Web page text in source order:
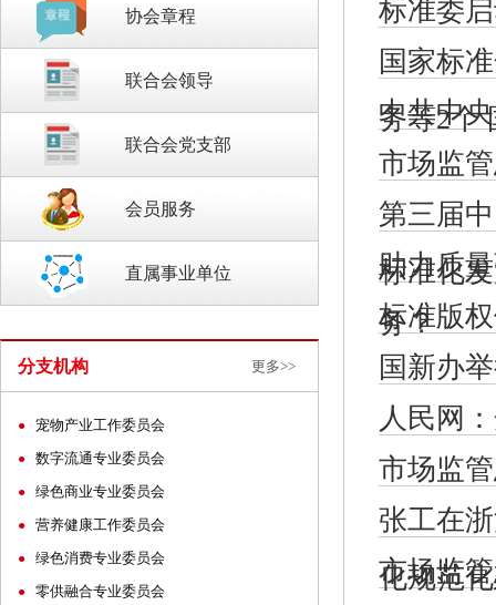
协会章程
联合会领导
联合会党支部
会员服务
直属事业单位
分支机构 更多>>
● 宠物产业工作委员会
● 数字流通专业委员会
● 绿色商业专业委员会
● 营养健康工作委员会
● 绿色消费专业委员会
● 零供融合专业委员会
标准委
国家标
务等2个
中共中
市场监
第三届
标准化
助力质
务？
标准版
国新办
人民网
市场监
张工在
化规范
市场监